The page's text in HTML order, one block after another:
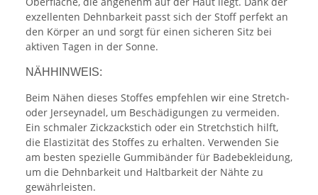
exzellenten Dehnbarkeit passt sich der Stoff perfekt an
den Körper an und sorgt für einen sicheren Sitz bei
aktiven Tagen in der Sonne.
NÄHHINWEIS:
Beim Nähen dieses Stoffes empfehlen wir eine Stretch-
oder Jerseynadel, um Beschädigungen zu vermeiden.
Ein schmaler Zickzackstich oder ein Stretchstich hilft,
die Elastizität des Stoffes zu erhalten. Verwenden Sie
am besten spezielle Gummibänder für Badebekleidung,
um die Dehnbarkeit und Haltbarkeit der Nähte zu
gewährleisten.